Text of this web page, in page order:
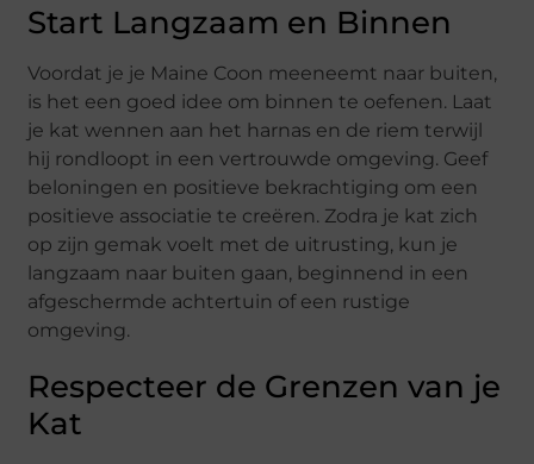
Start Langzaam en Binnen
Voordat je je Maine Coon meeneemt naar buiten,
is het een goed idee om binnen te oefenen. Laat
je kat wennen aan het harnas en de riem terwijl
hij rondloopt in een vertrouwde omgeving. Geef
beloningen en positieve bekrachtiging om een
positieve associatie te creëren. Zodra je kat zich
op zijn gemak voelt met de uitrusting, kun je
langzaam naar buiten gaan, beginnend in een
afgeschermde achtertuin of een rustige
omgeving.
Respecteer de Grenzen van je
Kat